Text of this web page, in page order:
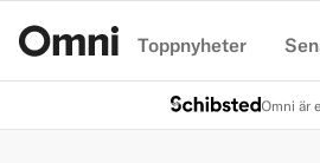
Toppnyheter
Omni är